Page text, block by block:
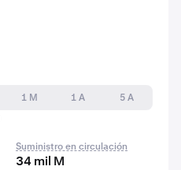
1 M 1 A
5 A
Suministro en circulación
34 mil M